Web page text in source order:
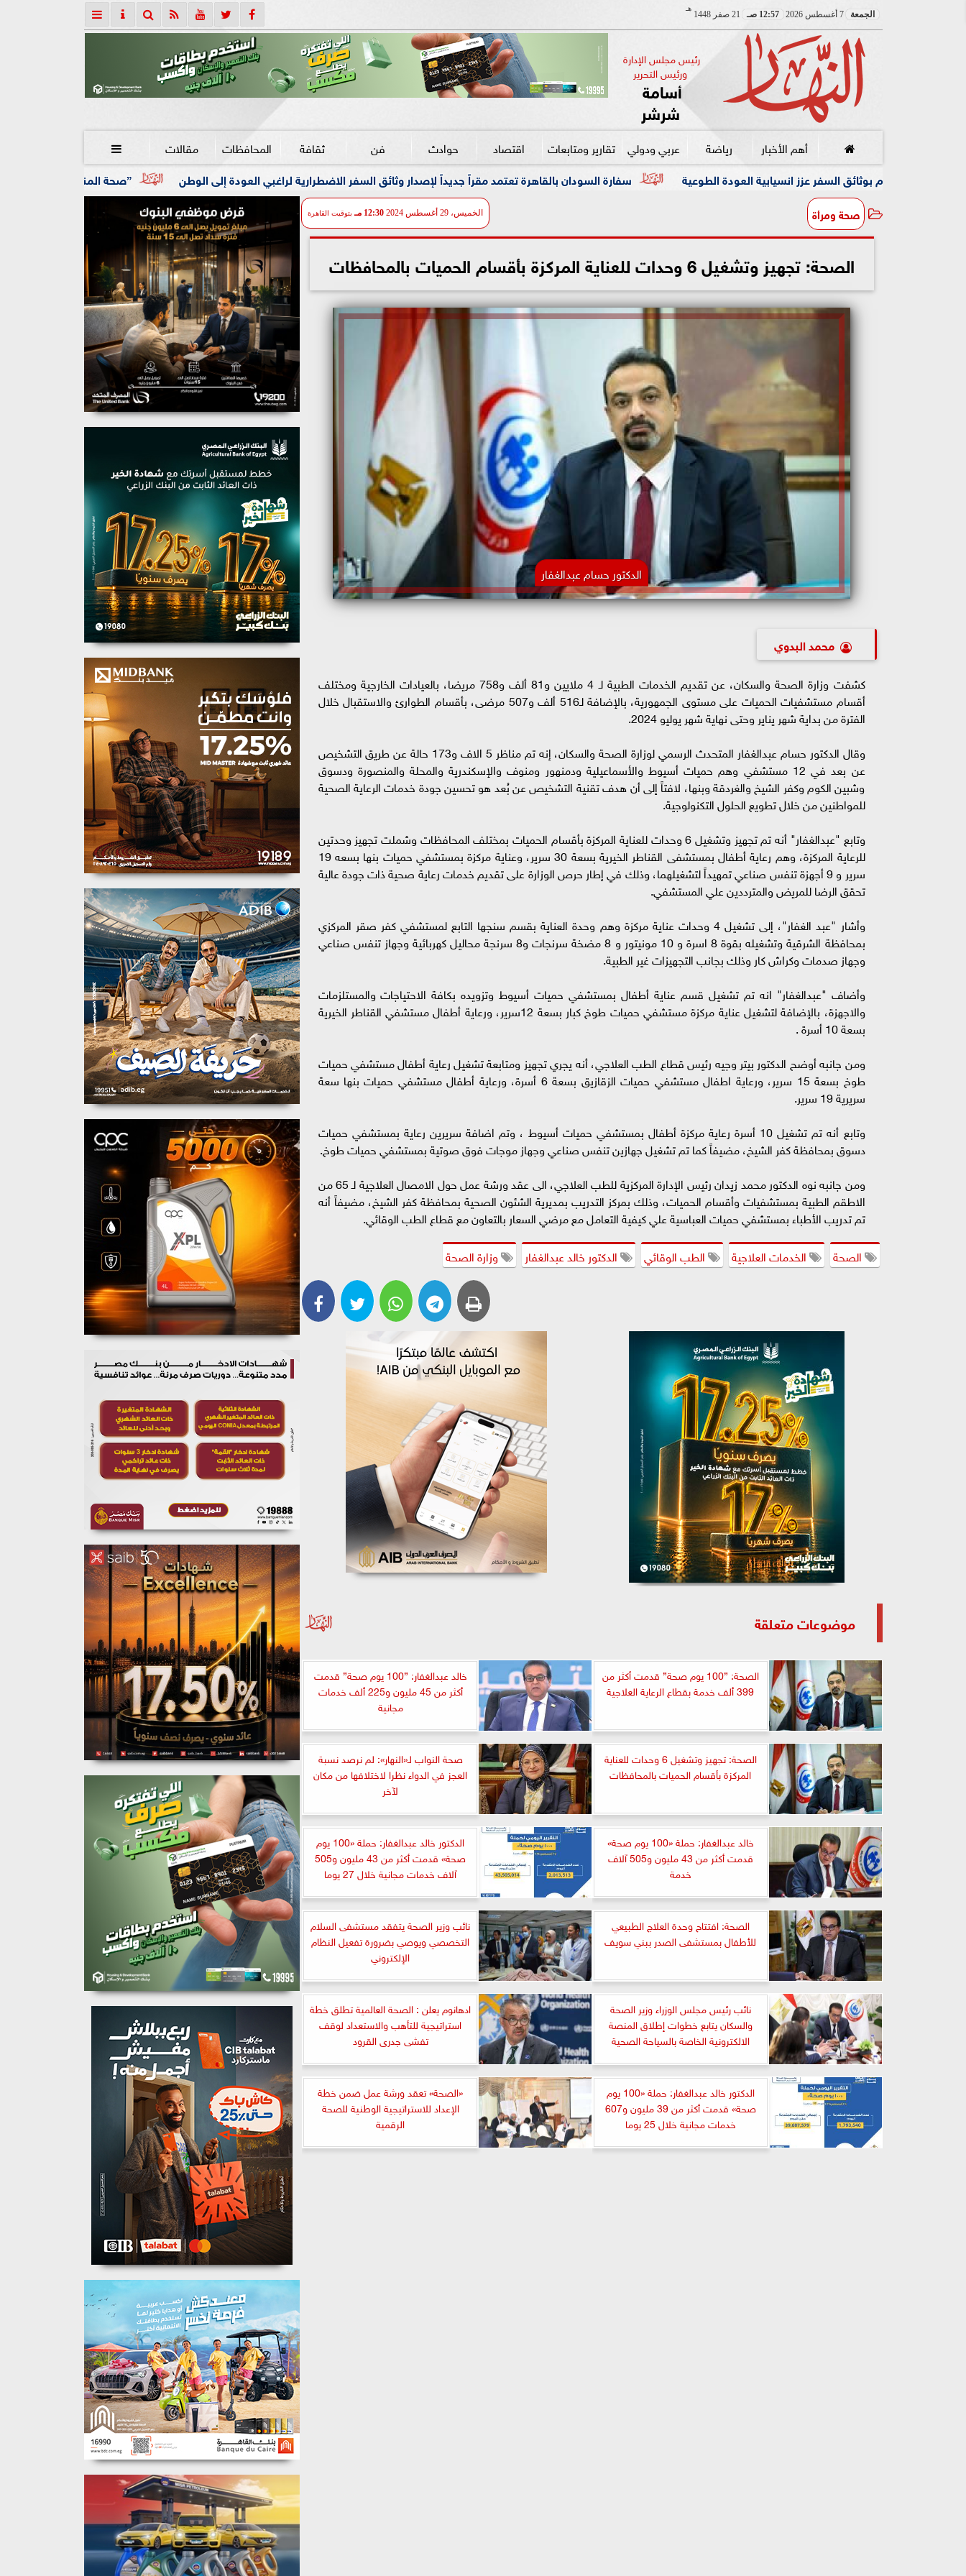
الجمعة 7 أغسطس 2026 12:57 صـ 21 صفر 1448
هـ
رئيس مجلس الإدارة
ورئيس التحرير
أسامة
شرشر
أهم الأخبار رياضة عربي ودولي تقارير ومتابعات اقتصاد حوادث فن ثقافة المحافظات مقالات 
”صحة المنوفية” تدخل مرحلة جديدة من التطوير.. سفارة السودان بالقاهرة تعتمد مقراً جديداً لإصدار وثائق السفر الاضطرارية لراغبي العودة إلى الوطن
صحة ومرأة الخميس، 29 أغسطس 2024 12:30 مـ بتوقيت القاهرة
الصحة: تجهيز وتشغيل 6 وحدات للعناية المركزة بأقسام الحميات بالمحافظات
الدكتور حسام عبدالغفار
محمد البدوي
كشفت وزارة الصحة والسكان، عن تقديم الخدمات الطبية لـ 4 ملايين و81 ألف و758 مريضا، بالعيادات الخارجية ومختلف
أقسام مستشفيات الحميات على مستوى الجمهورية، بالإضافة لـ516 ألف و507 مرضى، بأقسام الطوارئ والاستقبال خلال
الفترة من بداية شهر يناير وحتى نهاية شهر يوليو 2024.
وقال الدكتور حسام عبدالغفار المتحدث الرسمي لوزارة الصحة والسكان، إنه تم مناظر 5 الاف و173 حالة عن طريق التشخيص
عن بعد في 12 مستشفي وهم حميات أسيوط والأسماعيلية ودمنهور ومنوف والإسكندرية والمحلة والمنصورة ودسوق
وشبين الكوم وكفر الشيخ والغردقة وبنها، لافتاً إلى أن هدف تقنية التشخيص عن بُعد هو تحسين جودة خدمات الرعاية الصحية
للمواطنين من خلال تطويع الحلول التكنولوجية.
وتابع "عبدالغفار" أنه تم تجهيز وتشغيل 6 وحدات للعناية المركزة بأقسام الحميات بمختلف المحافظات وشملت تجهيز وحدتين
للرعاية المركزة، وهم رعاية أطفال بمستشفى القناطر الخيرية بسعة 30 سرير، وعناية مركزة بمستشفي حميات بنها بسعه 19
سرير و 9 أجهزة تنفس صناعي تمهيداً لتشغيلهما، وذلك في إطار حرص الوزارة على تقديم خدمات رعاية صحية ذات جودة عالية
تحقق الرضا للمريض والمترددين علي المستشفي.
وأشار "عبد الغفار"، إلى تشغيل 4 وحدات عناية مركزة وهم وحدة العناية بقسم سنجها التابع لمستشفي كفر صقر المركزي
بمحافظة الشرقية وتشغيله بقوة 8 اسرة و 10 مونيتور و 8 مضخة سرنجات و8 سرنجة محاليل كهربائية وجهاز تنفس صناعي
وجهاز صدمات وكراش كار وذلك بجانب التجهيزات غير الطبية.
وأضاف "عبدالغفار" انه تم تشغيل قسم عناية أطفال بمستشفي حميات أسيوط وتزويده بكافة الاحتياجات والمستلزمات
والاجهزة، بالإضافة لتشغيل عناية مركزة مستشفي حميات طوخ كبار بسعة 12سرير، ورعاية أطفال مستشفي القناطر الخيرية
بسعة 10 أسرة .
ومن جانبه أوضح الدكتور بيتر وجيه رئيس قطاع الطب العلاجي، أنه يجري تجهيز ومتابعة تشغيل رعاية أطفال مستشفي حميات
طوخ بسعة 15 سرير، ورعاية اطفال مستشفي حميات الزقازيق بسعة 6 أسرة، ورعاية أطفال مستشفي حميات بنها سعة
سريرية 19 سرير.
وتابع أنه تم تشغيل 10 أسرة رعاية مركزة أطفال بمستشفي حميات أسيوط ، وتم اضافة سريرين رعاية بمستشفي حميات
دسوق بمحافظة كفر الشيخ، مضيفاً كما تم تشغيل جهازين تنفس صناعي وجهاز موجات فوق صوتية بمستشفي حميات طوخ.
ومن جانبه نوه الدكتور محمد زيدان رئيس الإدارة المركزية للطب العلاجي، الى عقد ورشة عمل حول الامصال العلاجية لـ 65 من
الاطقم الطبية بمستشفيات وأقسام الحميات، وذلك بمركز التدريب بمديرية الشئون الصحية بمحافظة كفر الشيخ، مضيفاً أنه
تم تدريب الأطباء بمستشفي حميات العباسية علي كيفية التعامل مع مرضي السعار بالتعاون مع قطاع الطب الوقائي.
الصحة
الخدمات العلاجية الطب الوقائي الدكتور خالد عبدالغفار وزارة الصحة
موضوعات متعلقة
الصحة: ”100 يوم صحة” قدمت أكثر من
399 ألف خدمة بقطاع الرعاية العلاجية
خالد عبدالغفار: ”100 يوم صحة” قدمت
أكثر من 45 مليون و225 ألف خدمات
مجانية
الصحة: تجهيز وتشغيل 6 وحدات للعناية
المركزة بأقسام الحميات بالمحافظات
صحة النواب لـ«النهار»: لم نرصد نسبة
العجز في الدواء نظرا لاختلافها من مكان
لآخر
خالد عبدالغفار: حملة «100 يوم صحة»
قدمت أكثر من 43 مليون و505 آلاف
خدمة
الدكتور خالد عبدالغفار: حملة «100 يوم
صحة» قدمت أكثر من 43 مليون و505
آلاف خدمات مجانية خلال 27 يوما
الصحة: افتتاح وحدة العلاج الطبيعي
للأطفال بمستشفى الصدر ببني سويف
نائب وزير الصحة يتفقد مستشفى السلام
التخصصي ويوصي بضرورة تفعيل النظام
الإلكتروني
نائب رئيس مجلس الوزراء وزير الصحة
والسكان يتابع خطوات إطلاق المنصة
الالكترونية الخاصة بالسياحة الصحية
ادهانوم يعلن : الصحة العالمية تطلق خطة
استراتيجية للتأهب والاستعداد لوقف
تفشى جدرى القرود
الدكتور خالد عبدالغفار: حملة «100 يوم
صحة» قدمت أكثر من 39 مليون و607
خدمات مجانية خلال 25 يوما
«الصحة» تعقد ورشة عمل ضمن خطة
الإعداد للاستراتيجية الوطنية للصحة
الرقمية